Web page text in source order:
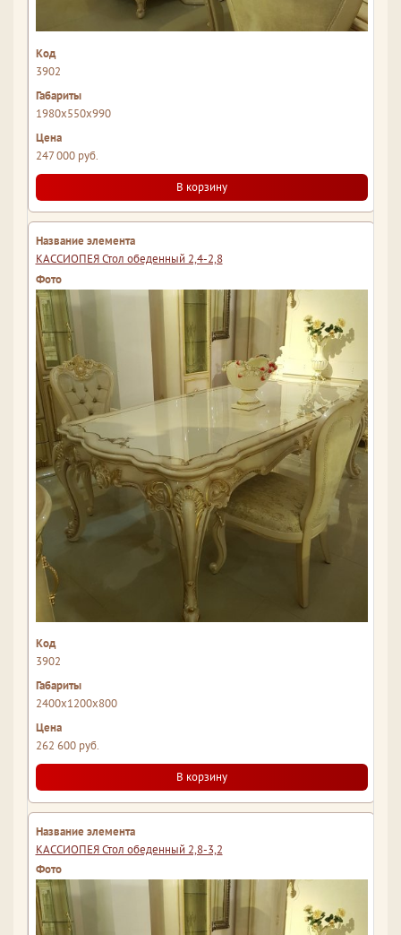
3902
1980x550x990
247 000 руб.
В корзину
КАССИОПЕЯ Стол обеденный 2,4-2,8
3902
2400x1200x800
262 600 руб.
В корзину
КАССИОПЕЯ Стол обеденный 2,8-3,2